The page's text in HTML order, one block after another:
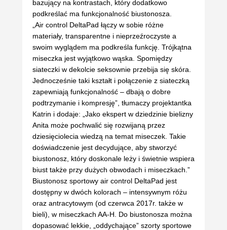
bazujący na kontrastach, który dodatkowo
podkreślać ma funkcjonalność biustonosza.
„Air control DeltaPad łączy w sobie różne
materiały, transparentne i nieprzeźroczyste a
swoim wyglądem ma podkreśla funkcję. Trójkątna
miseczka jest wyjątkowo wąska. Spomiędzy
siateczki w dekolcie seksownie przebija się skóra.
Jednocześnie taki kształt i połączenie z siateczką
zapewniają funkcjonalność – dbają o dobre
podtrzymanie i kompresję”, tłumaczy projektantka
Katrin i dodaje: „Jako ekspert w dziedzinie bielizny
Anita może pochwalić się rozwijaną przez
dziesięciolecia wiedzą na temat miseczek. Takie
doświadczenie jest decydujące, aby stworzyć
biustonosz, który doskonale leży i świetnie wspiera
biust także przy dużych obwodach i miseczkach.”
Biustonosz sportowy air control DeltaPad jest
dostępny w dwóch kolorach – intensywnym różu
oraz antracytowym (od czerwca 2017r. także w
bieli), w miseczkach AA-H. Do biustonosza można
dopasować lekkie, „oddychające” szorty sportowe